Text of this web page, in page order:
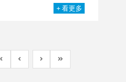
看更多